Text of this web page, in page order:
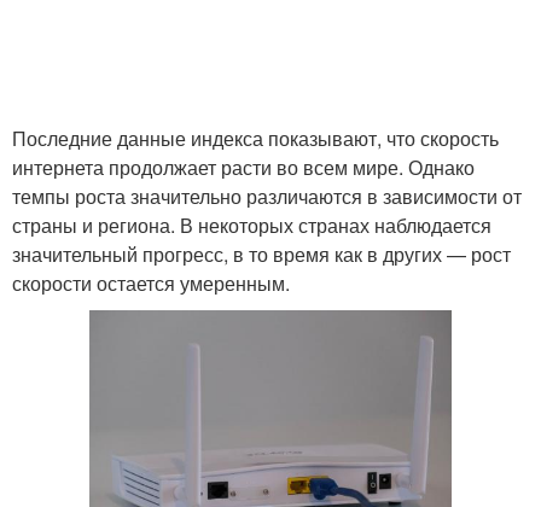
Последние данные индекса показывают, что скорость
интернета продолжает расти во всем мире. Однако
темпы роста значительно различаются в зависимости от
страны и региона. В некоторых странах наблюдается
значительный прогресс, в то время как в других — рост
скорости остается умеренным.